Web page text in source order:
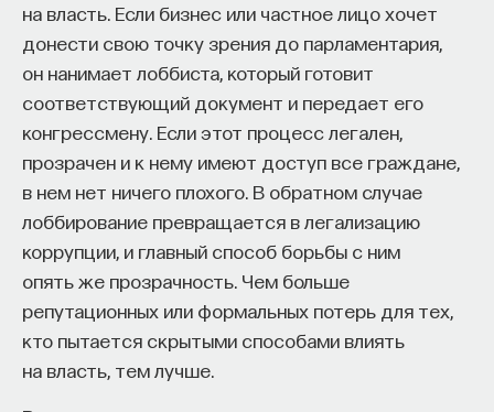
на власть. Если бизнес или частное лицо хочет
донести свою точку зрения до парламентария,
он нанимает лоббиста, который готовит
соответствующий документ и передает его
конгрессмену. Если этот процесс легален,
прозрачен и к нему имеют доступ все граждане,
в нем нет ничего плохого. В обратном случае
лоббирование превращается в легализацию
коррупции, и главный способ борьбы с ним
опять же прозрачность. Чем больше
репутационных или формальных потерь для тех,
кто пытается скрытыми способами влиять
на власть, тем лучше.